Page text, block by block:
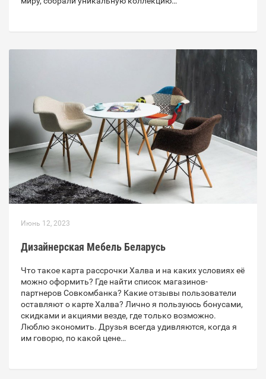
Июнь 12, 2023
Дизайнерская Мебель Беларусь
Что такое карта рассрочки Халва и на каких условиях её
можно оформить? Где найти список магазинов-
партнеров Совкомбанка? Какие отзывы пользователи
оставляют о карте Халва? Лично я пользуюсь бонусами,
скидками и акциями везде, где только возможно.
Люблю экономить. Друзья всегда удивляются, когда я
им говорю, по какой цене…